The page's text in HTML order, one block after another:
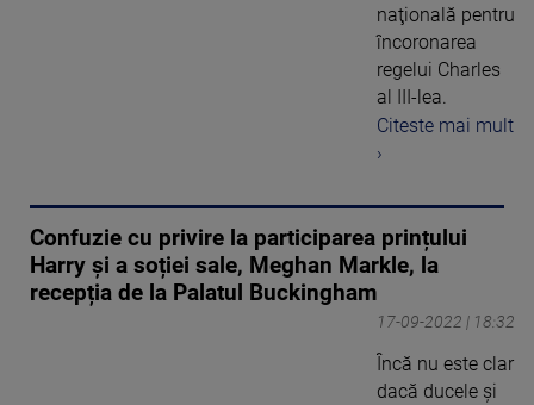
naţională pentru
încoronarea
regelui Charles
al III-lea.
Citeste mai mult
›
Confuzie cu privire la participarea prințului
Harry și a soției sale, Meghan Markle, la
recepția de la Palatul Buckingham
17-09-2022 | 18:32
Încă nu este clar
dacă ducele și